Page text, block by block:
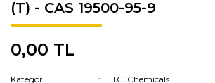
(T) - CAS 19500-95-9
0,00 TL
Kategori
TCI Chemicals